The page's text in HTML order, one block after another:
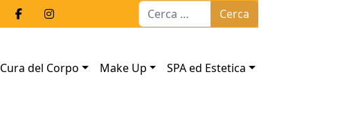
Ricerca per:
Cura del Corpo Make Up SPA ed Estetica